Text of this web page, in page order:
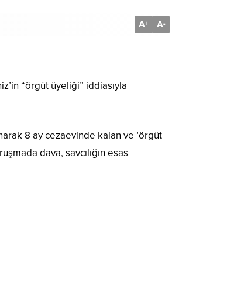
A+ A-
“örgüt üyeliği” iddiasıyla
8 ay cezaevinde kalan ve ‘örgüt
dava, savcılığın esas